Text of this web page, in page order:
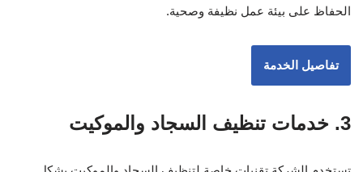
الحفاظ على بيئة عمل نظيفة وصحية.
تفاصيل الخدمة
3. خدمات تنظيف السجاد والموكيت